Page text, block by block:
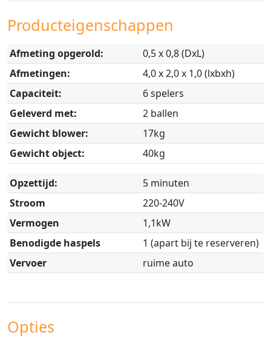
Producteigenschappen
Afmeting opgerold:
0,5 x 0,8 (DxL)
Afmetingen:
4,0 x 2,0 x 1,0 (lxbxh)
Capaciteit:
6 spelers
Geleverd met:
2 ballen
Gewicht blower:
17kg
Gewicht object:
40kg
Opzettijd:
5 minuten
Stroom
220-240V
Vermogen
1,1kW
Benodigde haspels
1 (apart bij te reserveren)
Vervoer
ruime auto
Opties